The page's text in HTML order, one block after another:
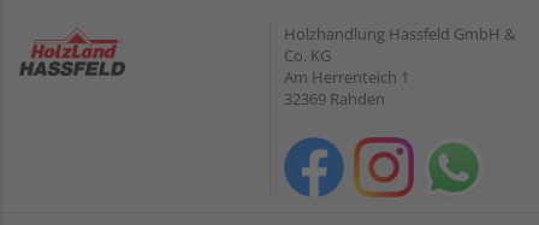
Holzhandlung Hassfeld GmbH &
Co. KG
Am Herrenteich 1
32369 Rahden